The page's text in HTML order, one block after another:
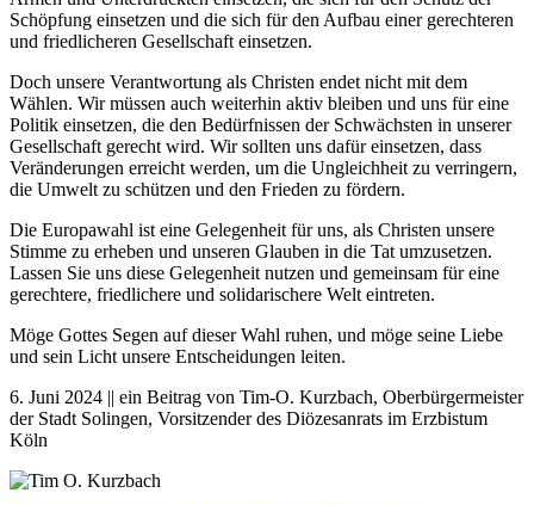
Schöpfung einsetzen und die sich für den Aufbau einer gerechteren
und friedlicheren Gesellschaft einsetzen.
Doch unsere Verantwortung als Christen endet nicht mit dem
Wählen. Wir müssen auch weiterhin aktiv bleiben und uns für eine
Politik einsetzen, die den Bedürfnissen der Schwächsten in unserer
Gesellschaft gerecht wird. Wir sollten uns dafür einsetzen, dass
Veränderungen erreicht werden, um die Ungleichheit zu verringern,
die Umwelt zu schützen und den Frieden zu fördern.
Die Europawahl ist eine Gelegenheit für uns, als Christen unsere
Stimme zu erheben und unseren Glauben in die Tat umzusetzen.
Lassen Sie uns diese Gelegenheit nutzen und gemeinsam für eine
gerechtere, friedlichere und solidarischere Welt eintreten.
Möge Gottes Segen auf dieser Wahl ruhen, und möge seine Liebe
und sein Licht unsere Entscheidungen leiten.
6. Juni 2024 || ein Beitrag von Tim-O. Kurzbach, Oberbürgermeister
der Stadt Solingen, Vorsitzender des Diözesanrats im Erzbistum
Köln